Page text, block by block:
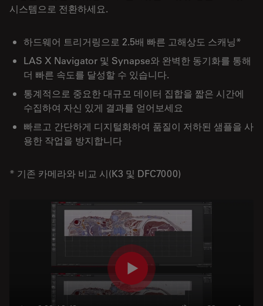
시스템으로 전환하세요.
하드웨어 트리거링으로 2.5배 빠른 고해상도 스캐닝*
LAS X Navigator 및 Synapse와 완벽한 동기화를 통해
더 빠른 속도를 달성할 수 있습니다.
통계적으로 중요한 대규모 데이터 집합을 짧은 시간에
수집하여 자신 있게 결과를 얻어보세요
빠르고 간단하게 디지털화하여 품질이 저하된 샘플을 사
용한 작업을 방지합니다
* 기존 카메라와 비교 시(K3 및 DFC7000)